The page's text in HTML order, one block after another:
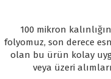
100 mikron
folyomuz, son derece
olan bu ürün kolay
veya üzeri